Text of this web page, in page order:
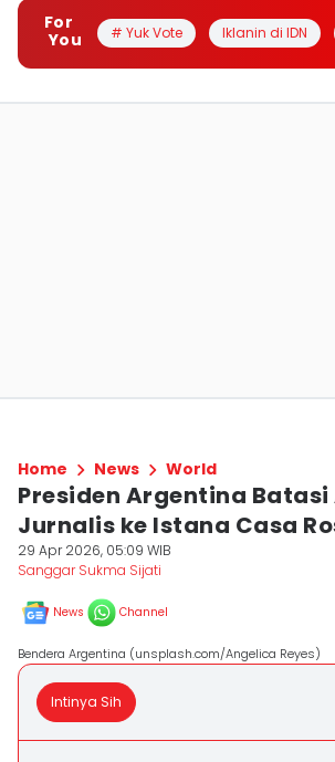
For
You
# Yuk Vote Iklanin di IDN
Home News World
Presiden Argentina Batasi
Jurnalis ke Istana Casa
29 Apr 2026, 05:09 WIB
Sanggar Sukma Sijati
News Channel
Bendera Argentina (unsplash.com/Angelica Reyes)
Intinya Sih